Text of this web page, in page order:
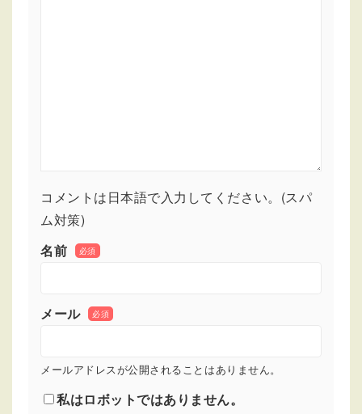
コメントは日本語で入力してください。(スパ
ム対策)
名前
必須
メール 必須
メールアドレスが公開されることはありません。
私はロボットではありません。